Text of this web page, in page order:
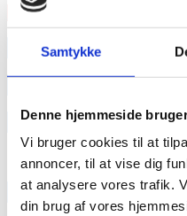
Samtykke
Denne hjemmeside
Vi bruger cookies til at
annoncer, til at vise dig
at analysere vores trafik.
din brug af vores
Læs mere
annonce
annonce
Like us
RAINBOW BUSINESS